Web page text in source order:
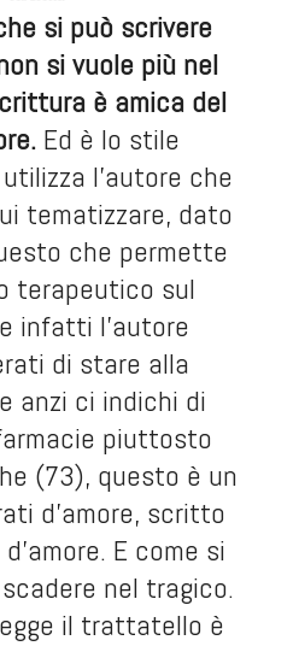
si può scrivere
si vuole più nel
è amica del
Ed è lo stile
l’autore che
tematizzare, dato
che permette
terapeutico sul
infatti l’autore
di stare alla
anzi ci indichi di
piuttosto
(73), questo è un
d’amore, scritto
E come si
nel tragico.
il trattatello è